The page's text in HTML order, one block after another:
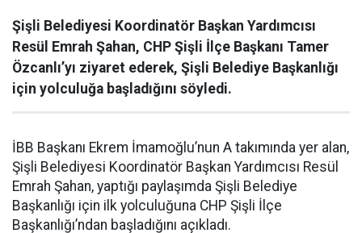
Şişli Belediyesi Koordinatör Başkan Yardımcısı
Resül Emrah Şahan, CHP Şişli İlçe Başkanı Tamer
Özcanlı’yı ziyaret ederek, Şişli Belediye Başkanlığı
için yolculuğa başladığını söyledi.
İBB Başkanı Ekrem İmamoğlu’nun A takımında yer alan,
Şişli Belediyesi Koordinatör Başkan Yardımcısı Resül
Emrah Şahan, yaptığı paylaşımda Şişli Belediye
Başkanlığı için ilk yolculuğuna CHP Şişli İlçe
Başkanlığı’ndan başladığını açıkladı.